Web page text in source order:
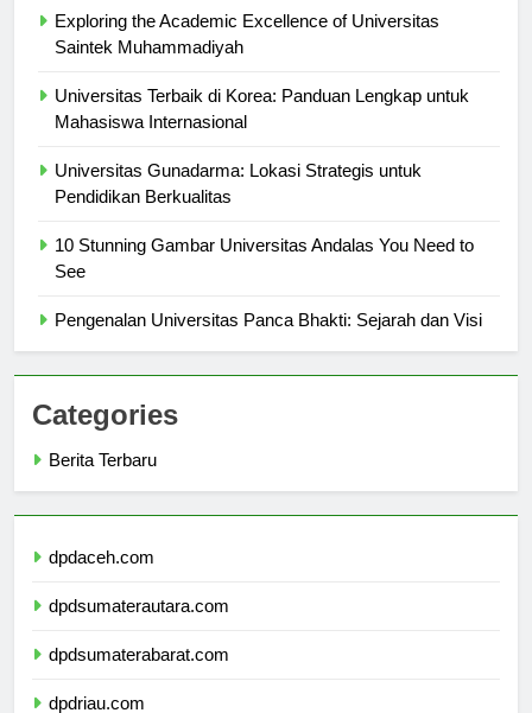
Exploring the Academic Excellence of Universitas
Universitas Terbaik di Korea: Panduan Lengkap untuk
Universitas Gunadarma: Lokasi Strategis untuk
10 Stunning Gambar Universitas Andalas You Need to
Categories